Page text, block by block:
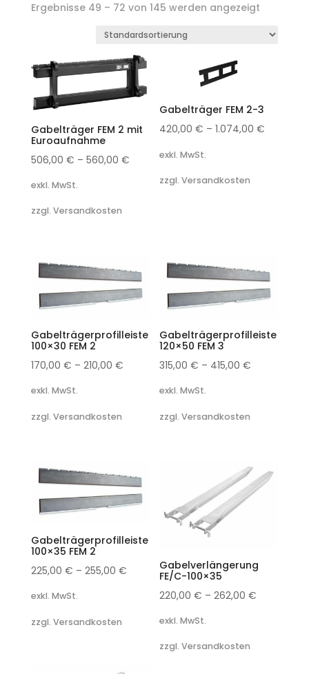
Ergebnisse 49 – 72 von 145 werden angezeigt
Gabelträger FEM 2 mit
Euroaufnahme
506,00 € – 560,00 €
exkl. MwSt.
zzgl. Versandkosten
Gabelträger FEM 2-3
420,00€ –1.074,00€
exkl. MwSt.
zzgl. Versandkosten
Gabelträgerprofilleiste
100×30 FEM 2
170,00 € – 210,00 €
exkl. MwSt.
zzgl. Versandkosten
Gabelträgerprofilleiste
120×50 FEM 3
315,00€ – 415,00€
exkl. MwSt.
zzgl. Versandkosten
Gabelträgerprofilleiste
100×35 FEM 2
225,00 € – 255,00 €
exkl. MwSt.
zzgl. Versandkosten
Gabelverlängerung
FE/C-100×35
220,00€ –262,00€
exkl. MwSt.
zzgl. Versandkosten